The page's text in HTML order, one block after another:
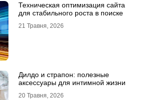
Техническая оптимизация сайта
для стабильного роста в поиске
21 Травня, 2026
Дилдо и страпон: полезные
аксессуары для интимной жизни
20 Травня, 2026